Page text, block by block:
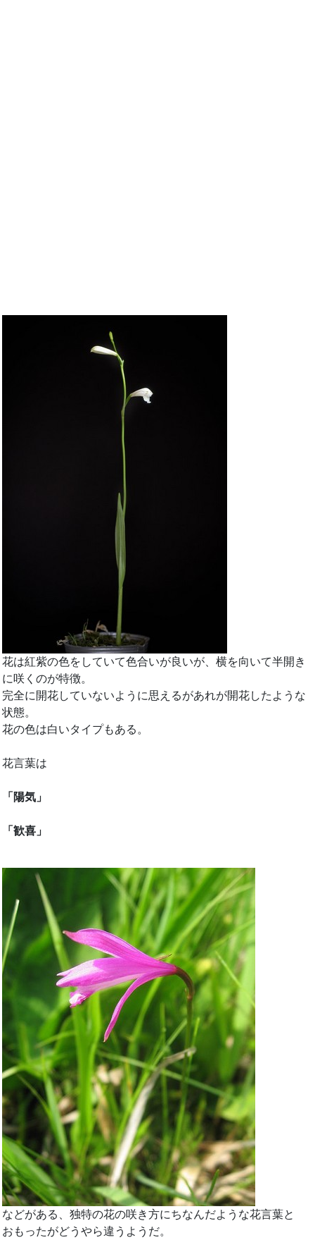
花は紅紫の色をしていて色合いが良いが、横を向いて半開き
に咲くのが特徴。
完全に開花していないように思えるがあれが開花したような
状態。
花の色は白いタイプもある。
花言葉は
「陽気」
「歓喜」
などがある、独特の花の咲き方にちなんだような花言葉と
おもったがどうやら違うようだ。